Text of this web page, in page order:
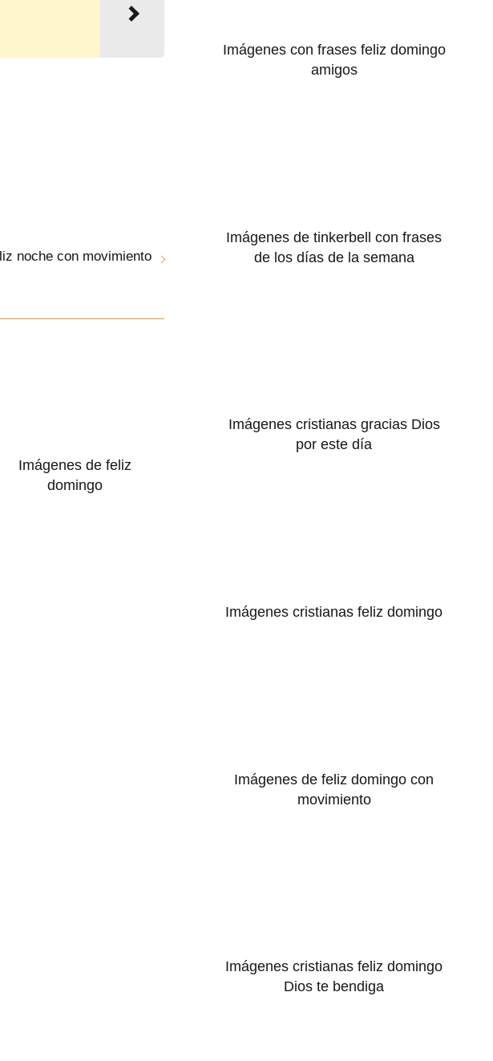
noche con movimiento
Imágenes de feliz
domingo
Imágenes con frases feliz domingo
amigos
Imágenes de tinkerbell con frases
de los días de la semana
Imágenes cristianas gracias Dios
por este día
Imágenes cristianas feliz domingo
Imágenes de feliz domingo con
movimiento
Imágenes cristianas feliz domingo
Dios te bendiga